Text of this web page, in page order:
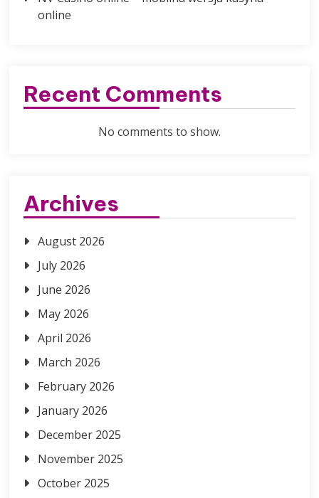
online
Recent Comments
No comments to show.
Archives
August 2026
July 2026
June 2026
May 2026
April 2026
March 2026
February 2026
January 2026
December 2025
November 2025
October 2025